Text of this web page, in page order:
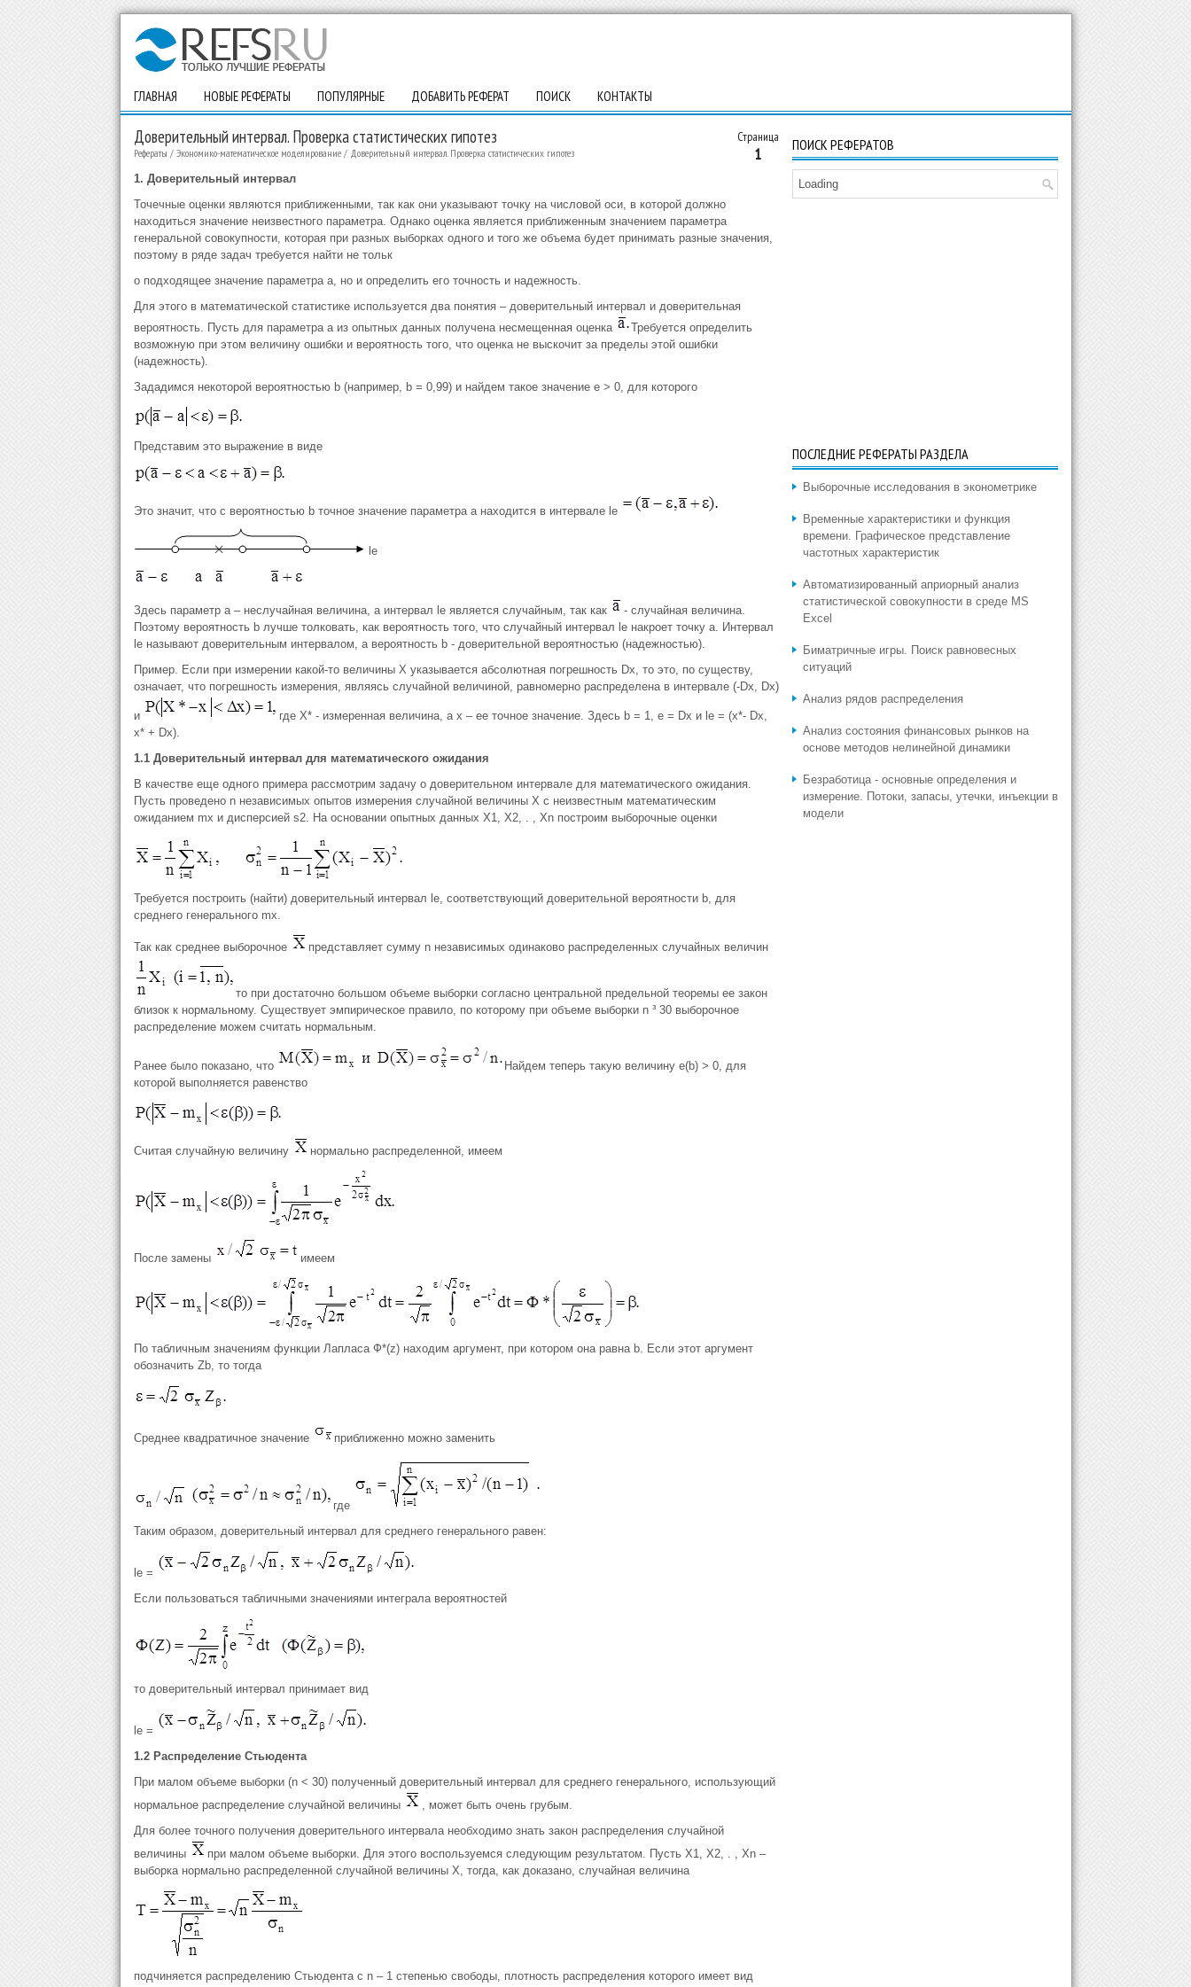
ГЛАВНАЯ НОВЫЕ РЕФЕРАТЫ ПОПУЛЯРНЫЕ ДОБАВИТЬ РЕФЕРАТ ПОИСК КОНТАКТЫ
Страница
1
Доверительный интервал. Проверка статистических гипотез
Рефераты / Экономико-математическое моделирование/ Доверительный интервал. Проверка статистических гипотез
1. Доверительный интервал
Точечные оценки являются приближенными, так как они указывают точку на числовой оси, в которой должно
находиться значение неизвестного параметра. Однако оценка является приближенным значением параметра
генеральной совокупности, которая при разных выборках одного и того же объема будет принимать разные значения,
поэтому в ряде задач требуется найти не тольк
о подходящее значение параметра а, но и определить его точность и надежность.
Для этого в математической статистике используется два понятия – доверительный интервал и доверительная
вероятность. Пусть для параметра а из опытных данных получена несмещенная оценка
Требуется определить
возможную при этом величину ошибки и вероятность того, что оценка не выскочит за пределы этой ошибки
(надежность).
Зададимся некоторой вероятностью b (например, b = 0,99) и найдем такое значение e > 0, для которого
Представим это выражение в виде
Это значит, что с вероятностью b точное значение параметра а находится в интервале le
le
Здесь параметр а – неслучайная величина, а интервал le является случайным, так как
- случайная величина.
Поэтому вероятность b лучше толковать, как вероятность того, что случайный интервал le накроет точку а. Интервал
le называют доверительным интервалом, а вероятность b - доверительной вероятностью (надежностью).
Пример. Если при измерении какой-то величины Х указывается абсолютная погрешность Dх, то это, по существу,
означает, что погрешность измерения, являясь случайной величиной, равномерно распределена в интервале (-Dх, Dх)
и
где Х* - измеренная величина, а х – ее точное значение. Здесь b = 1, e = Dх и le = (x*- Dх,
x* + Dх).
1.1 Доверительный интервал для математического ожидания
В качестве еще одного примера рассмотрим задачу о доверительном интервале для математического ожидания.
Пусть проведено n независимых опытов измерения случайной величины Х с неизвестным математическим
ожиданием mx и дисперсией s2. На основании опытных данных Х1, Х2, . , Хn построим выборочные оценки
Требуется построить (найти) доверительный интервал le, соответствующий доверительной вероятности b, для
среднего генерального mx.
Так как среднее выборочное представляет сумму n независимых одинаково распределенных случайных величин
то при достаточно большом объеме выборки согласно центральной предельной теоремы ее закон
близок к нормальному. Существует эмпирическое правило, по которому при объеме выборки n ³ 30 выборочное
распределение можем считать нормальным.
Ранее было показано, что
Найдем теперь такую величину e(b) > 0, для
которой выполняется равенство
Считая случайную величину нормально распределенной, имеем
После замены имеем
По табличным значениям функции Лапласа Ф*(z) находим аргумент, при котором она равна b. Если этот аргумент
обозначить Zb, то тогда
Среднее квадратичное значение приближенно можно заменить
где
Таким образом, доверительный интервал для среднего генерального равен:
le =
Если пользоваться табличными значениями интеграла вероятностей
то доверительный интервал принимает вид
le =
1.2 Распределение Стьюдента
При малом объеме выборки (n < 30) полученный доверительный интервал для среднего генерального, использующий
нормальное распределение случайной величины
, может быть очень грубым.
Для более точного получения доверительного интервала необходимо знать закон распределения случайной
величины
при малом объеме выборки. Для этого воспользуемся следующим результатом. Пусть Х1, Х2, . , Хn –
выборка нормально распределенной случайной величины Х, тогда, как доказано, случайная величина
подчиняется распределению Стьюдента c n – 1 степенью свободы, плотность распределения которого имеет вид
ПОИСК РЕФЕРАТОВ
Loading
ПОСЛЕДНИЕ РЕФЕРАТЫ РАЗДЕЛА
Выборочные исследования в эконометрике
Временные характеристики и функция
времени. Графическое представление
частотных характеристик
Автоматизированный априорный анализ
статистической совокупности в среде MS
Excel
Биматричные игры. Поиск равновесных
ситуаций
Анализ рядов распределения
Анализ состояния финансовых рынков на
основе методов нелинейной динамики
Безработица - основные определения и
измерение. Потоки, запасы, утечки, инъекции в
модели